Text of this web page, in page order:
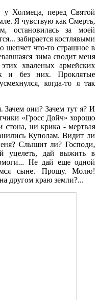
Холмеца, перед Святой
Я чувствую как Смерть,
остановилась за моей
забирается костлявыми
что-то страшное в
зима сводит меня
хваленых армейских
и без них. Проклятые
когда-то я так
они? Зачем тут я? И
«Гросс Дойч» хорошо
стона, ни крика - мертвая
Куполам. Видит ли
Слышит ли? Господи,
уцелеть, дай выжить в
Не дай еще одной
сыне. Прошу. Молю!
другом краю земли?...